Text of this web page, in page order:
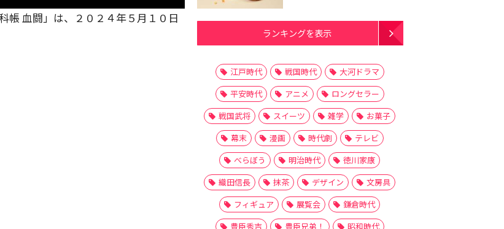
血闘」は、２０２４年５月１０日
ランキングを表示
江戸時代 戦国時代
大河ドラマ
平安時代
アニメ
ロングセラー
戦国武将
スイーツ 雑学
お菓子
幕末
漫画 時代劇
テレビ
べらぼう
明治時代
徳川家康
織田信長
抹茶 デザイン
文房具
フィギュア
展覧会
鎌倉時代
豊臣秀吉
豊臣兄弟！
昭和時代